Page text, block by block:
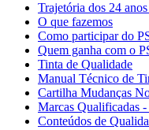
Trajetória dos 24
O que fazemos
Como participar do
Quem ganha com o
Tinta de Qualidade
Manual Técnico de
Cartilha Mudanças
Marcas Qualificadas -
Conteúdos de